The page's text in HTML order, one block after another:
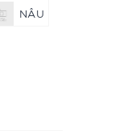
NÂU